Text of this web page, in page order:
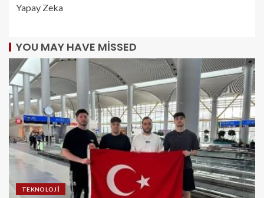
Yapay Zeka
YOU MAY HAVE MISSED
TEKNOLOJI